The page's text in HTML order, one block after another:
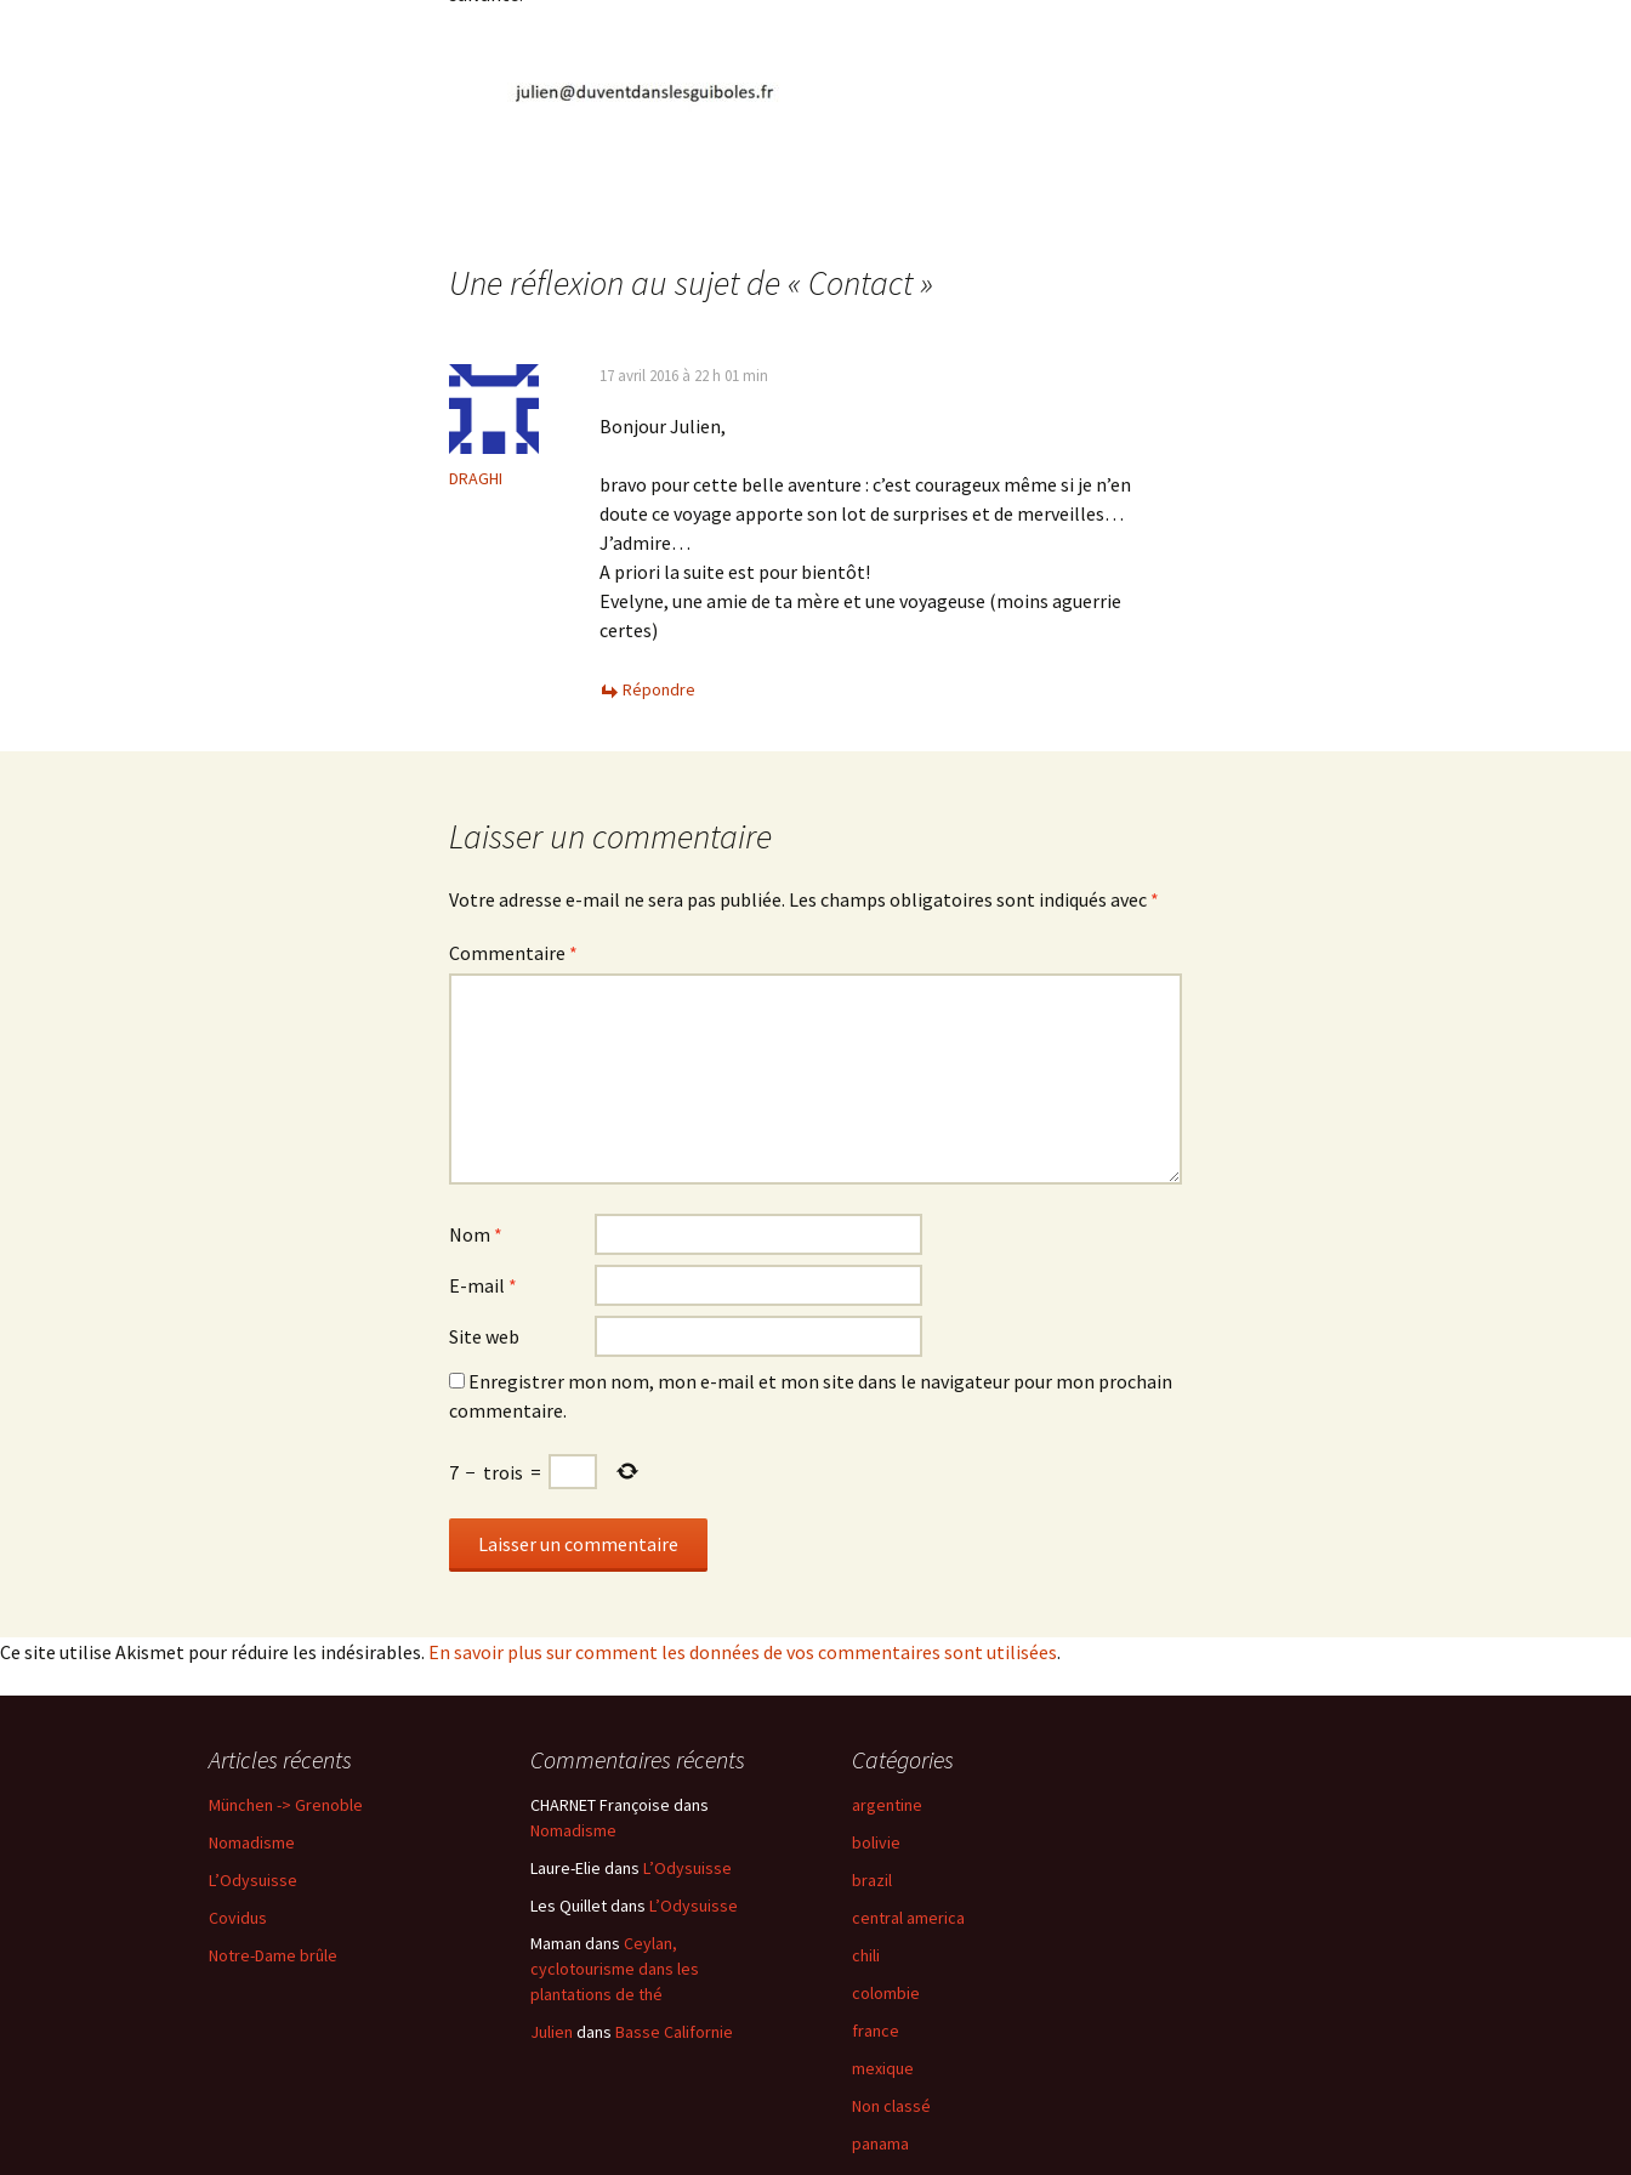
Une réflexion au sujet de « Contact»
DRAGHI
17 avril 2016 à 22 h 01 min
Bonjour Julien,
bravo pour cette belle aventure : c’est courageux même si je n’en
doute ce voyage apporte son lot de surprises et de merveilles…
J’admire…
A priori la suite est pour bientôt!
Evelyne, une amie de ta mère et une voyageuse (moins aguerrie
certes)
Répondre
Laisser un commentaire
Votre adresse e-mail ne sera pas publiée. Les champs obligatoires sont indiqués avec *
Commentaire *
Nom *
E-mail *
Site web
Enregistrer mon nom, mon e-mail et mon site dans le navigateur pour mon prochain
commentaire.
7 − trois =
Ce site utilise Akismet pour réduire les indésirables. En savoir plus sur comment les données de vos commentaires sont utilisées.
Articles récents
München -> Grenoble
Nomadisme
L’Odysuisse
Covidus
Notre-Dame brûle
Commentaires récents
CHARNET Françoise dans
Nomadisme
Laure-Elie dans L’Odysuisse
Les Quilletdans L’Odysuisse
Maman dans Ceylan,
cyclotourisme dans les
plantations de thé
Julien dans Basse Californie
Catégories
argentine
bolivie
brazil
central america
chili
colombie
france
mexique
Non classé
panama